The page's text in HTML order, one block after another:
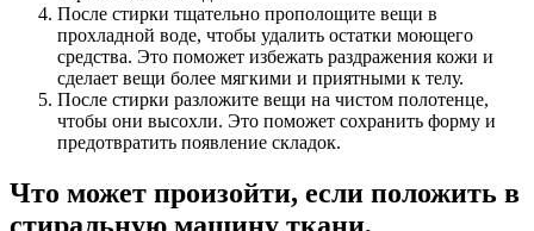
После стирки тщательно прополощите вещи в
прохладной воде, чтобы удалить остатки моющего
средства. Это поможет избежать раздражения кожи и
сделает вещи более мягкими и приятными к телу.
После стирки разложите вещи на чистом полотенце,
чтобы они высохли. Это поможет сохранить форму и
предотвратить появление складок.
Что может произойти, если положить в
стиральную машину ткани,